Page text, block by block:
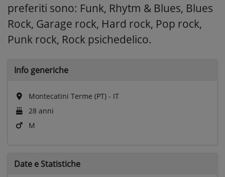
preferiti sono: Funk, Rhytm & Blues, Blues
Rock, Garage rock, Hard rock, Pop rock,
Punk rock, Rock psichedelico.
Info generiche
Montecatini Terme (PT) - IT
28 anni
M
Date e Statistiche